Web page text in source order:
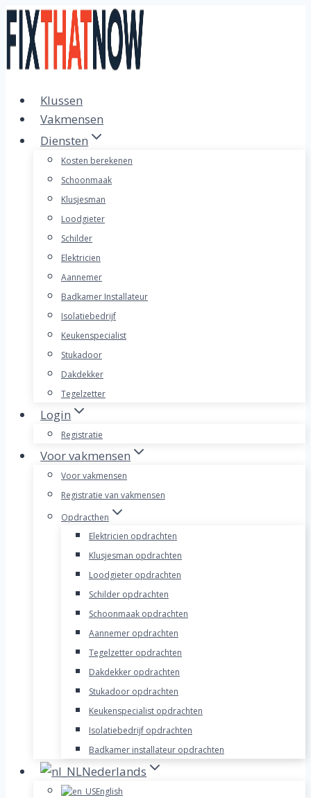
Doorgaan
naar
inhoud
Klussen
Vakmensen
Diensten
Kosten berekenen
Schoonmaak
Klusjesman
Loodgieter
Schilder
Elektricien
Aannemer
Badkamer Installateur
Isolatiebedrijf
Keukenspecialist
Stukadoor
Dakdekker
Tegelzetter
Login
Registratie
Voor vakmensen
Voor vakmensen
Registratie van vakmensen
Opdracthen
Elektricien opdrachten
Klusjesman opdrachten
Loodgieter opdrachten
Schilder opdrachten
Schoonmaak opdrachten
Aannemer opdrachten
Tegelzetter opdrachten
Dakdekker opdrachten
Stukadoor opdrachten
Keukenspecialist opdrachten
Isolatiebedrijf opdrachten
Badkamer installateur opdrachten
Nederlands
English